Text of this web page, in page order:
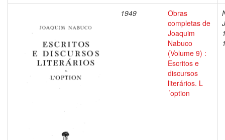
1949
Obras
completas de
Joaquim
Nabuco
(Volume 9) :
Escritos e
discursos
literários. L
´option